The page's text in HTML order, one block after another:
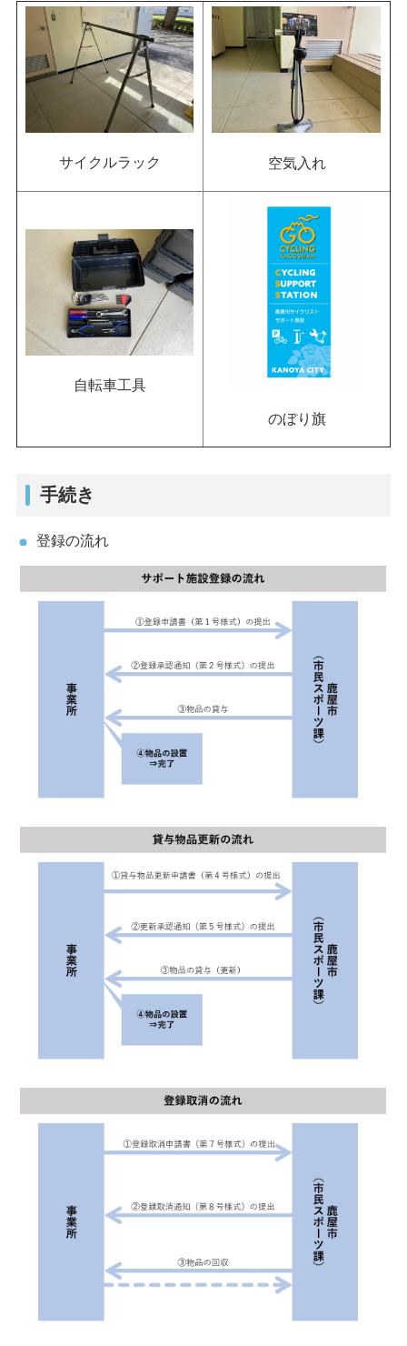
サイクルラック 空気入れ
自転車工具
のぼり旗
手続き
登録の流れ